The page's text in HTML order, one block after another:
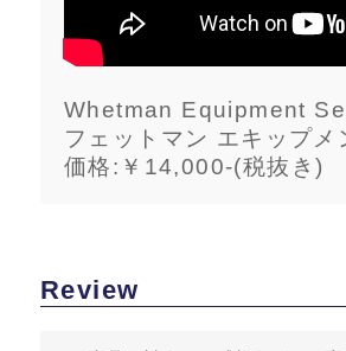
Whetman Equipment
フェットマン エキップ
価格:￥14,000-(税抜き)
Review